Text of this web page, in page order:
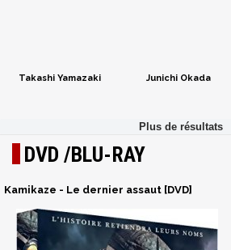
Takashi Yamazaki Junichi Okada
DVD /BLU-RAY
Kamikaze - Le dernier assaut [DVD]